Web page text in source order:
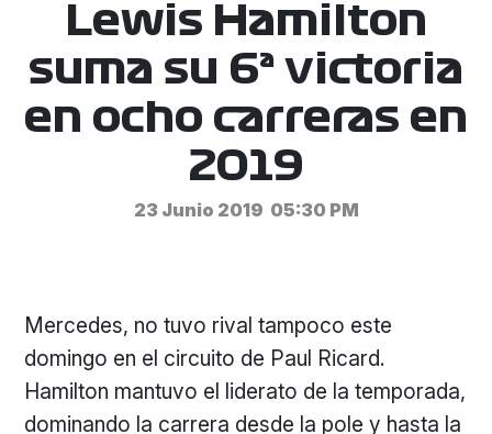
Lewis Hamilton
suma su 6ª victoria
en ocho carreras en
2019
23 Junio 2019 05:30 PM
Mercedes, no tuvo rival tampoco este
domingo en el circuito de Paul Ricard.
Hamilton mantuvo el liderato de la temporada,
dominando la carrera desde la pole y hasta la